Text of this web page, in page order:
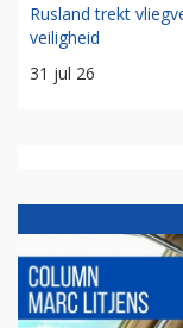
Rusland trekt
veiligheid
31 jul 26